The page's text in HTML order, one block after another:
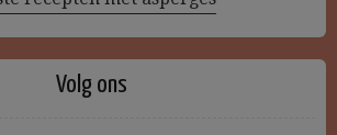
Volg ons